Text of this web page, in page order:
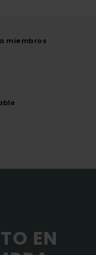
miembros
EN